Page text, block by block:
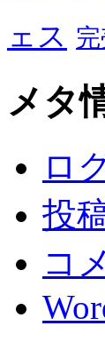
ェス
メタ
ロ
投
コ